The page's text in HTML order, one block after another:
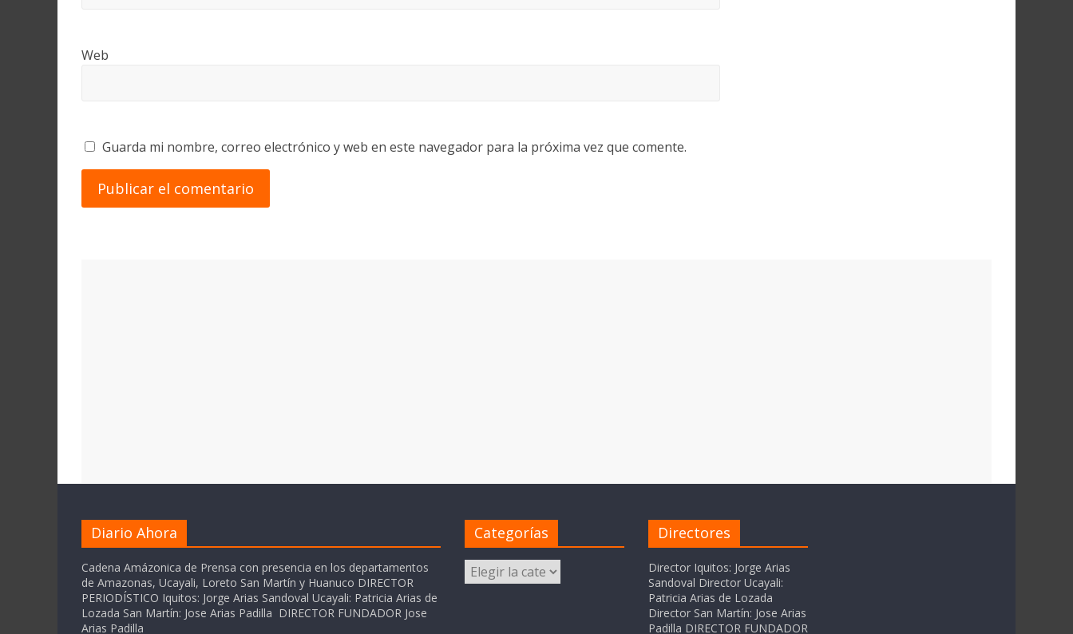
Web
Guarda mi nombre, correo electrónico y web en este navegador para la próxima vez que comente.
Diario Ahora
Cadena Amázonica de Prensa con presencia en los departamentos
de Amazonas, Ucayali, Loreto San Martín y Huanuco DIRECTOR
PERIODÍSTICO Iquitos: Jorge Arias Sandoval Ucayali: Patricia Arias de
Lozada San Martín: Jose Arias Padilla DIRECTOR FUNDADOR Jose
Arias Padilla
Categorías
Categorías
Directores
Director Iquitos: Jorge Arias
Sandoval Director Ucayali:
Patricia Arias de Lozada
Director San Martín: Jose Arias
Padilla DIRECTOR FUNDADOR